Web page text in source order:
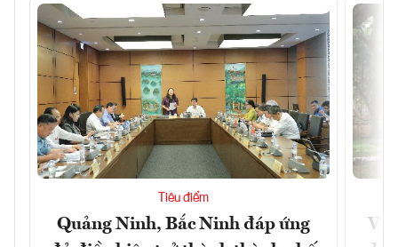
Tiêu điểm
Quảng Ninh, Bắc Ninh đáp ứng